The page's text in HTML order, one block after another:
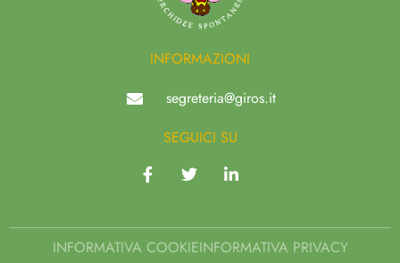
INFORMAZIONI
segreteria@giros.it
SEGUICI SU
INFORMATIVA COOKIEINFORMATIVA PRIVACY